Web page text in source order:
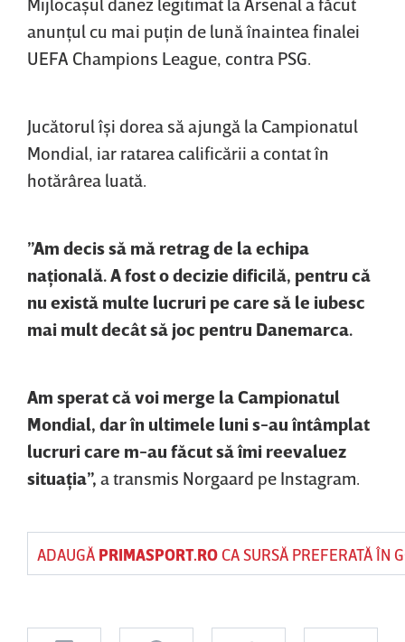
anunţul cu mai puţin de lună înaintea finalei
UEFA Champions League, contra PSG.
Jucătorul îşi dorea să ajungă la Campionatul
Mondial, iar ratarea calificării a contat în
hotărârea luată.
”Am decis să mă retrag de la echipa
naţională. A fost o decizie dificilă, pentru că
nu există multe lucruri pe care să le iubesc
mai mult decât să joc pentru Danemarca.
Am sperat că voi merge la Campionatul
Mondial, dar în ultimele luni s-au întâmplat
lucruri care m-au făcut să îmi reevaluez
situaţia”, a transmis Norgaard pe Instagram.
ADAUGĂ PRIMASPORT.ROCA SURSĂ PREFERATĂ ÎN